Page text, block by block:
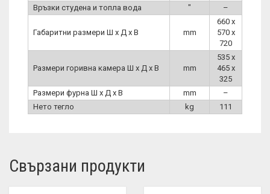
Връзки студена и топла вода
″ –
Габаритни размери Ш x Д x В mm
660 x
570 x
720
Размери горивна камера Ш x Д x В mm
535 x
465 x
325
Размери фурна Ш x Д x В
mm
–
Нето тегло
kg 111
Свързани продукти